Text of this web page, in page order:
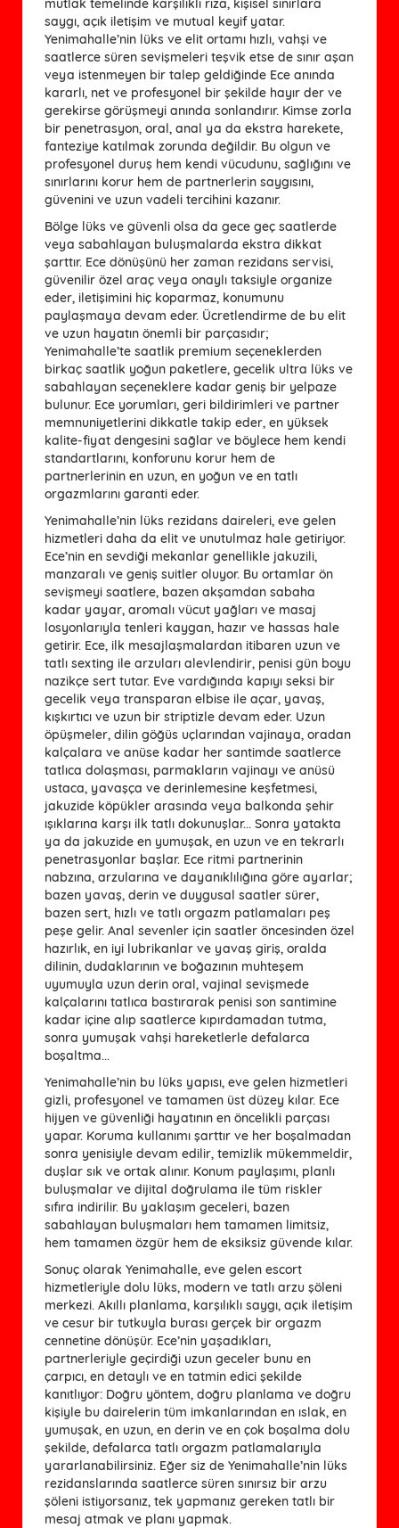
mutlak temelinde karşılıklı rıza, kişisel sınırlara
saygı, açık iletişim ve mutual keyif yatar.
Yenimahalle’nin lüks ve elit ortamı hızlı, vahşi ve
saatlerce süren sevişmeleri teşvik etse de sınır aşan
veya istenmeyen bir talep geldiğinde Ece anında
kararlı, net ve profesyonel bir şekilde hayır der ve
gerekirse görüşmeyi anında sonlandırır. Kimse zorla
bir penetrasyon, oral, anal ya da ekstra harekete,
fanteziye katılmak zorunda değildir. Bu olgun ve
profesyonel duruş hem kendi vücudunu, sağlığını ve
sınırlarını korur hem de partnerlerin saygısını,
güvenini ve uzun vadeli tercihini kazanır.
Bölge lüks ve güvenli olsa da gece geç saatlerde
veya sabahlayan buluşmalarda ekstra dikkat
şarttır. Ece dönüşünü her zaman rezidans servisi,
güvenilir özel araç veya onaylı taksiyle organize
eder, iletişimini hiç koparmaz, konumunu
paylaşmaya devam eder. Ücretlendirme de bu elit
ve uzun hayatın önemli bir parçasıdır;
Yenimahalle’te saatlik premium seçeneklerden
birkaç saatlik yoğun paketlere, gecelik ultra lüks ve
sabahlayan seçeneklere kadar geniş bir yelpaze
bulunur. Ece yorumları, geri bildirimleri ve partner
memnuniyetlerini dikkatle takip eder, en yüksek
kalite-fiyat dengesini sağlar ve böylece hem kendi
standartlarını, konforunu korur hem de
partnerlerinin en uzun, en yoğun ve en tatlı
orgazmlarını garanti eder.
Yenimahalle’nin lüks rezidans daireleri, eve gelen
hizmetleri daha da elit ve unutulmaz hale getiriyor.
Ece’nin en sevdiği mekanlar genellikle jakuzili,
manzaralı ve geniş suitler oluyor. Bu ortamlar ön
sevişmeyi saatlere, bazen akşamdan sabaha
kadar yayar, aromalı vücut yağları ve masaj
losyonlarıyla tenleri kaygan, hazır ve hassas hale
getirir. Ece, ilk mesajlaşmalardan itibaren uzun ve
tatlı sexting ile arzuları alevlendirir, penisi gün boyu
nazikçe sert tutar. Eve vardığında kapıyı seksi bir
gecelik veya transparan elbise ile açar, yavaş,
kışkırtıcı ve uzun bir striptizle devam eder. Uzun
öpüşmeler, dilin göğüs uçlarından vajinaya, oradan
kalçalara ve anüse kadar her santimde saatlerce
tatlıca dolaşması, parmakların vajinayı ve anüsü
ustaca, yavaşça ve derinlemesine keşfetmesi,
jakuzide köpükler arasında veya balkonda şehir
ışıklarına karşı ilk tatlı dokunuşlar... Sonra yatakta
ya da jakuzide en yumuşak, en uzun ve en tekrarlı
penetrasyonlar başlar. Ece ritmi partnerinin
nabzına, arzularına ve dayanıklılığına göre ayarlar;
bazen yavaş, derin ve duygusal saatler sürer,
bazen sert, hızlı ve tatlı orgazm patlamaları peş
peşe gelir. Anal sevenler için saatler öncesinden özel
hazırlık, en iyi lubrikanlar ve yavaş giriş, oralda
dilinin, dudaklarının ve boğazının muhteşem
uyumuyla uzun derin oral, vajinal sevişmede
kalçalarını tatlıca bastırarak penisi son santimine
kadar içine alıp saatlerce kıpırdamadan tutma,
sonra yumuşak vahşi hareketlerle defalarca
boşaltma...
Yenimahalle’nin bu lüks yapısı, eve gelen hizmetleri
gizli, profesyonel ve tamamen üst düzey kılar. Ece
hijyen ve güvenliği hayatının en öncelikli parçası
yapar. Koruma kullanımı şarttır ve her boşalmadan
sonra yenisiyle devam edilir, temizlik mükemmeldir,
duşlar sık ve ortak alınır. Konum paylaşımı, planlı
buluşmalar ve dijital doğrulama ile tüm riskler
sıfıra indirilir. Bu yaklaşım geceleri, bazen
sabahlayan buluşmaları hem tamamen limitsiz,
hem tamamen özgür hem de eksiksiz güvende kılar.
Sonuç olarak Yenimahalle, eve gelen escort
hizmetleriyle dolu lüks, modern ve tatlı arzu şöleni
merkezi. Akıllı planlama, karşılıklı saygı, açık iletişim
ve cesur bir tutkuyla burası gerçek bir orgazm
cennetine dönüşür. Ece’nin yaşadıkları,
partnerleriyle geçirdiği uzun geceler bunu en
çarpıcı, en detaylı ve en tatmin edici şekilde
kanıtlıyor: Doğru yöntem, doğru planlama ve doğru
kişiyle bu dairelerin tüm imkanlarından en ıslak, en
yumuşak, en uzun, en derin ve en çok boşalma dolu
şekilde, defalarca tatlı orgazm patlamalarıyla
yararlanabilirsiniz. Eğer siz de Yenimahalle’nin lüks
rezidanslarında saatlerce süren sınırsız bir arzu
şöleni istiyorsanız, tek yapmanız gereken tatlı bir
mesaj atmak ve planı yapmak.